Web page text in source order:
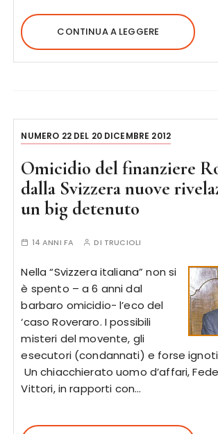
CONTINUA A LEGGERE
NUMERO 22 DEL 20 DICEMBRE 2012
Omicidio del finanziere
dalla Svizzera nuove
un big detenuto
14 ANNI FA DI TRUCIOLI
Nella “Svizzera italiana” non si
è spento – a 6 anni dal
barbaro omicidio- l’eco del
‘caso Roveraro. I possibili
misteri del movente, gli
esecutori (condannati) e forse
Un chiacchierato uomo d’affari,
Vittori, in rapporti con…